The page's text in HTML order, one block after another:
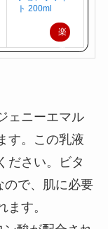
ションホワイ
楽
購
入
ェニーエマル
す。この乳液
ださい。ビタ
で、肌に必要